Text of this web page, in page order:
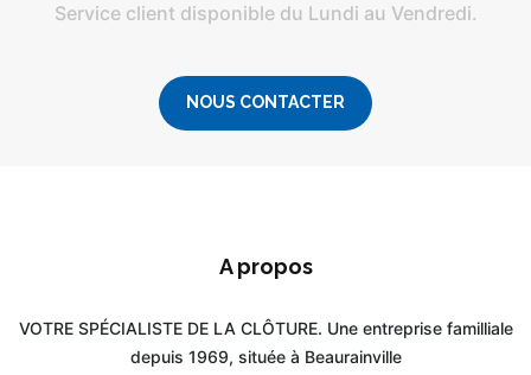
Service client disponible du Lundi au Vendredi.
NOUS CONTACTER
A propos
VOTRE SPÉCIALISTE DE LA CLÔTURE. Une entreprise familliale
depuis 1969, située à Beaurainville